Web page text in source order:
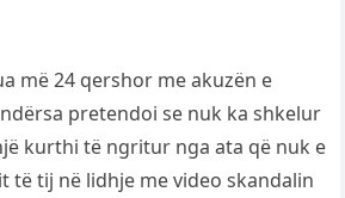
më 24 qershor me akuzën e
pretendoi se nuk ka shkelur
kurthi të ngritur nga ata që nuk e
të tij në lidhje me video skandalin